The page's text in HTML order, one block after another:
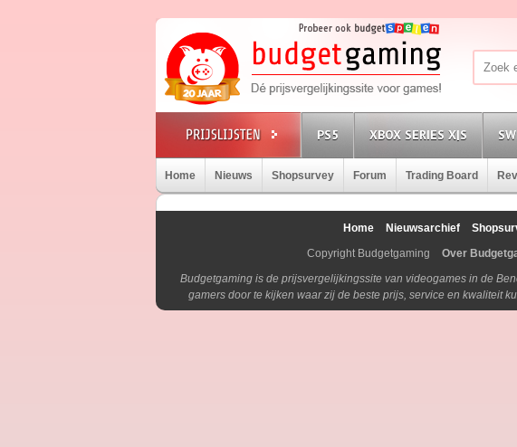
PS5 XBOX SERIES X|S
Home Nieuws Shopsurvey Forum Trading Board
Home Nieuwsarchief
Copyright Budgetgaming
Over
Budgetgaming is de prijsvergelijkingssite van videogames in de
gamers door te kijken waar zij de beste prijs, service en kwaliteit